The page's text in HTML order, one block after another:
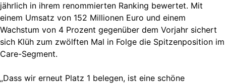
jährlich in ihrem renommierten Ranking bewertet. Mit
einem Umsatz von 152 Millionen Euro und einem
Wachstum von 4 Prozent gegenüber dem Vorjahr sichert
sich Klüh zum zwölften Mal in Folge die Spitzenposition im
Care-Segment.
„Dass wir erneut Platz 1 belegen, ist eine schöne